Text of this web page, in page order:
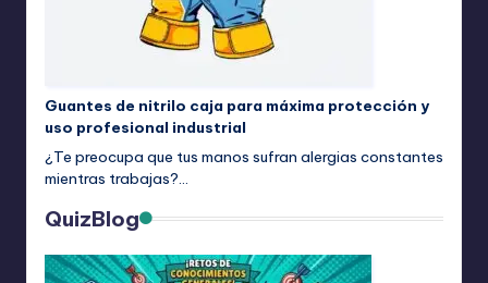
Guantes de nitrilo caja para máxima protección y
uso profesional industrial
¿Te preocupa que tus manos sufran alergias constantes
mientras trabajas?…
QuizBlog